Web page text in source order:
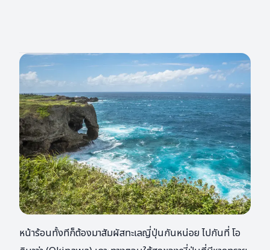
หน้าร้อนทั้งทีก็ต้องมาสัมผัสทะเลญี่ปุ่นกันหน่อย ไปกันที่ โอ